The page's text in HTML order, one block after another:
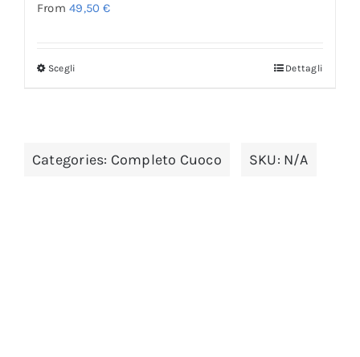
From49,50€
Scegli Dettagli
Categories: Completo Cuoco SKU: N/A